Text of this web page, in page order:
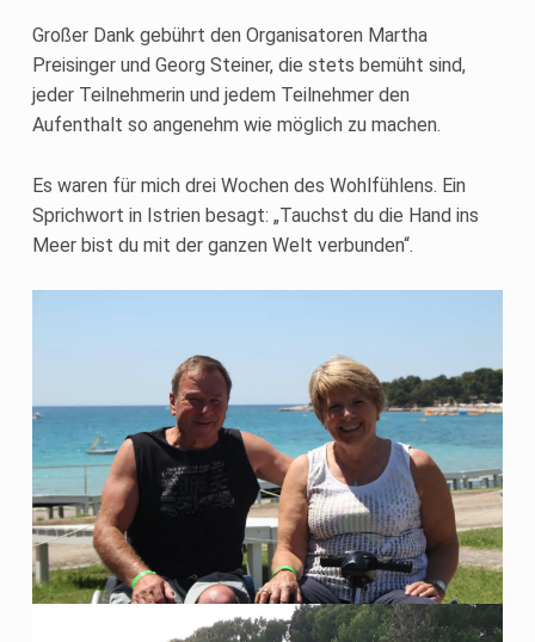
Großer Dank gebührt den Organisatoren Martha
Preisinger und Georg Steiner, die stets bemüht sind,
jeder Teilnehmerin und jedem Teilnehmer den
Aufenthalt so angenehm wie möglich zu machen.
Es waren für mich drei Wochen des Wohlfühlens. Ein
Sprichwort in Istrien besagt: „Tauchst du die Hand ins
Meer bist du mit der ganzen Welt verbunden“.